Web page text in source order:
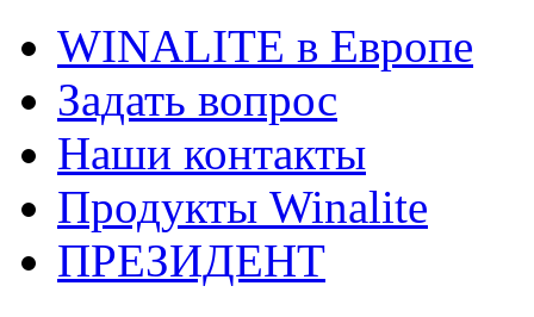
WINALITE в Европе
Задать вопрос
Наши контакты
Продукты Winalite
ПРЕЗИДЕНТ